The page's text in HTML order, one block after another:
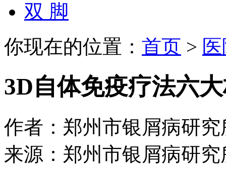
双 脚
你现在的位置： 首页 >
3D自体免疫疗法六
作者：郑州市银屑病研究
来源：郑州市银屑病研究